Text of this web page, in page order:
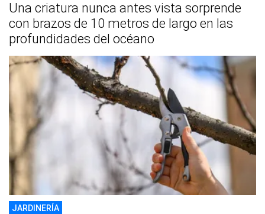
Una criatura nunca antes vista sorprende
con brazos de 10 metros de largo en las
profundidades del océano
JARDINERÍA